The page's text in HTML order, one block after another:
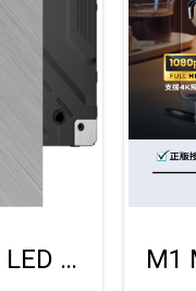
LDC031 客製化一體式 LED 顯示器 (像素間距: P1.5/P1.8/P.2.5)